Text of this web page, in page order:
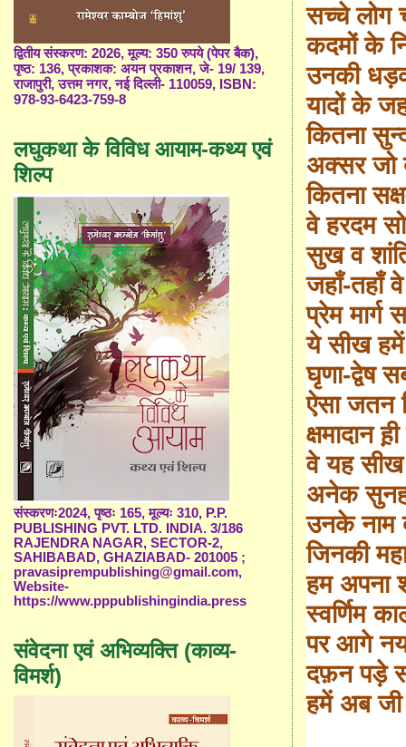
सच्चे लोग
कदमों के
उनकी
यादों के
कितना
अक्सर
कितना
वे हरदम
सुख व
जहाँ-तहाँ
प्रेम मार्ग
ये सीख
घृणा-द्वेष
ऐसा जतन
क्षमादान
वे यह
अनेक
उनके नाम
जिनकी
हम अपना
स्वर्णिम
पर आगे
दफ़न पड़े
हमें अब जी
द्वितीय संस्करण: 2026, मूल्य: 350 रुपये (पेपर बैक),
पृष्ठ: 136, प्रकाशक: अयन प्रकाशन, जे- 19/ 139,
राजापुरी, उत्तम नगर, नई दिल्ली- 110059, ISBN:
978-93-6423-759-8
लघुकथा के विविध आयाम-कथ्य एवं
शिल्प
संस्करणः2024, पृष्ठः 165, मूल्यः 310, P.P.
PUBLISHING PVT. LTD. INDIA. 3/186
RAJENDRA NAGAR, SECTOR-2,
SAHIBABAD, GHAZIABAD- 201005 ;
pravasiprempublishing@gmail.com,
Website-
https://www.pppublishingindia.press
संवेदना एवं अभिव्यक्ति (काव्य-
विमर्श)